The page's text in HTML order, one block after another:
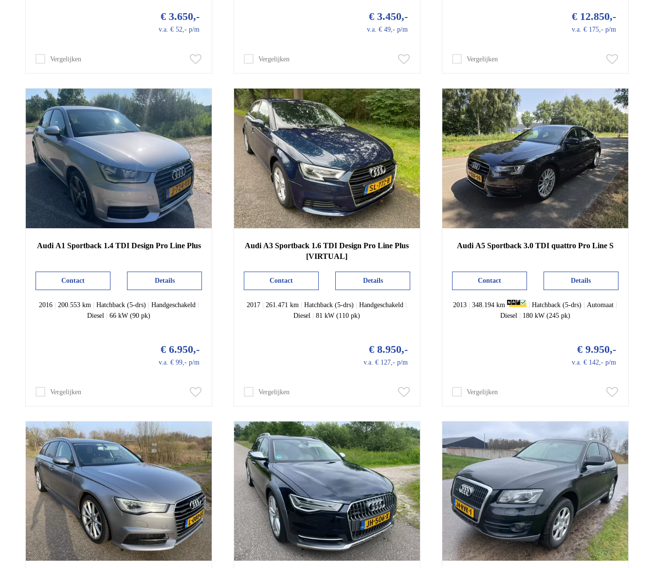
€ 3.650,-
v.a. € 52,- p/m
Vergelijken
€ 3.450,-
v.a. € 49,- p/m
Vergelijken
€ 12.850,-
v.a. € 175,- p/m
Vergelijken
Audi A1 Sportback 1.4 TDI Design Pro Line Plus
Details
Contact
2016| 200.553 km | Hatchback (5-drs) | Handgeschakeld |
Diesel |66 kW (90 pk)
€ 6.950,-
v.a. € 99,- p/m
Vergelijken
Audi A3 Sportback 1.6 TDI Design Pro Line Plus
[VIRTUAL]
Details
Contact
2017 | 261.471 km |Hatchback (5-drs) |Handgeschakeld |
Diesel |81 kW (110 pk)
€ 8.950,-
v.a. € 127,- p/m
Vergelijken
Audi A5 Sportback 3.0 TDI quattro Pro Line S
Details
Contact
2013 |348.194 km |Hatchback (5-drs) | Automaat |
Diesel | 180 kW (245 pk)
€ 9.950,-
v.a. € 142,- p/m
Vergelijken